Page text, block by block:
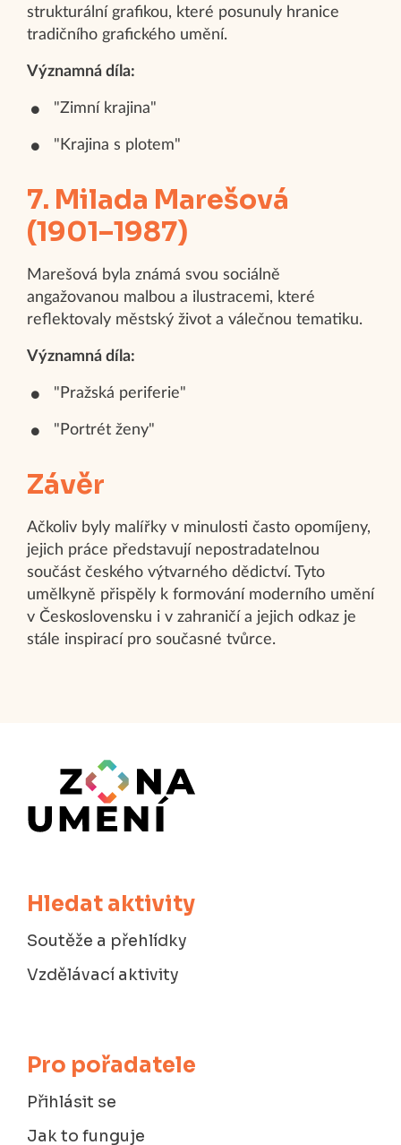
strukturální grafikou, které posunuly hranice
tradičního grafického umění.
Významná díla:
"Zimní krajina"
"Krajina s plotem"
7. Milada Marešová
(1901–1987)
Marešová byla známá svou sociálně
angažovanou malbou a ilustracemi, které
reflektovaly městský život a válečnou tematiku.
Významná díla:
"Pražská periferie"
"Portrét ženy"
Závěr
Ačkoliv byly malířky v minulosti často opomíjeny,
jejich práce představují nepostradatelnou
součást českého výtvarného dědictví. Tyto
umělkyně přispěly k formování moderního umění
v Československu i v zahraničí a jejich odkaz je
stále inspirací pro současné tvůrce.
Hledat aktivity
Soutěže a přehlídky
Vzdělávací aktivity
Pro pořadatele
Přihlásit se
Jak to funguje